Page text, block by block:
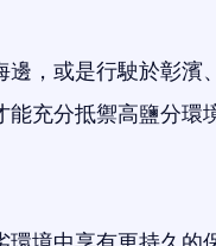
，或是行駛於彰濱
充分抵禦高鹽分環